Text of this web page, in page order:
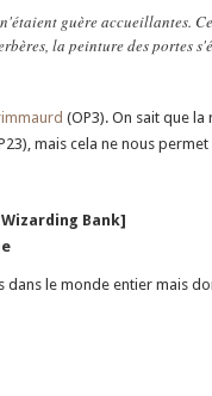
guère accueillantes.
la peinture des portes
(OP3). On sait que
mais cela ne nous
Bank]
dans le monde entier mais